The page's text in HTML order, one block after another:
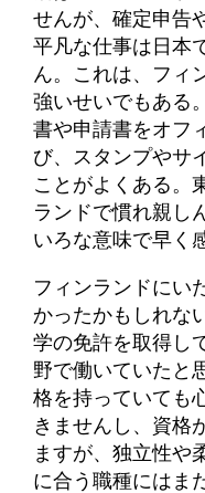
せんが、確定申告
平凡な仕事は日本
ん。これは、フィ
強いせいでもある
書や申請書をオフ
び、スタンプやサ
ことがよくある。
ランドで慣れ親し
いろな意味で早く
フィンランドにい
かったかもしれな
学の免許を取得し
野で働いていたと
格を持っていても
きませんし、資格
ますが、独立性や
に合う職種にはま